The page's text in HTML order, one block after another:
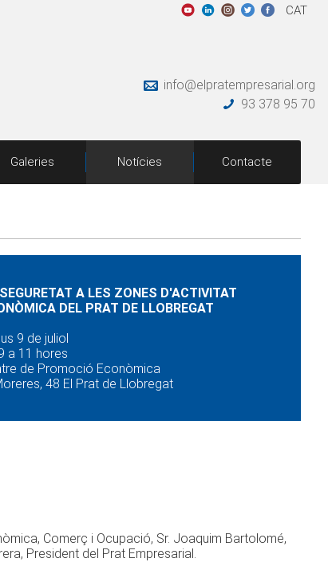
CAT
info@elpratempresarial.org
93 378 95 70
Galeries Notícies Contacte
A LES ZONES D'ACTIVITAT
DEL PRAT DE LLOBREGAT
9 de juliol
a 11 hores
de Promoció Econòmica
48 El Prat de Llobregat
Comerç i Ocupació, Sr. Joaquim Bartolomé,
President del Prat Empresarial.